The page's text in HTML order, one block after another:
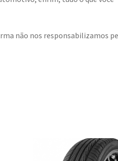
não nos responsabilizamos